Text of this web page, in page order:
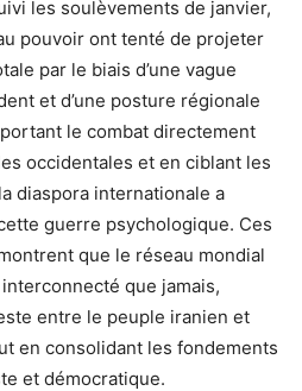
les soulèvements de janvier,
pouvoir ont tenté de projeter
par le biais d’une vague
et d’une posture régionale
le combat directement
occidentales et en ciblant les
diaspora internationale a
guerre psychologique. Ces
que le réseau mondial
que jamais,
entre le peuple iranien et
en consolidant les fondements
et démocratique.